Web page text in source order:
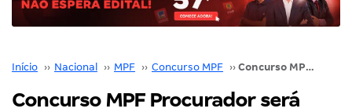
Início ›› Nacional ›› MPF ›› Concurso MPF ›› Concurso MPF Procurador será tema de reunião do Conselho Superior
Concurso MPF Procurador será